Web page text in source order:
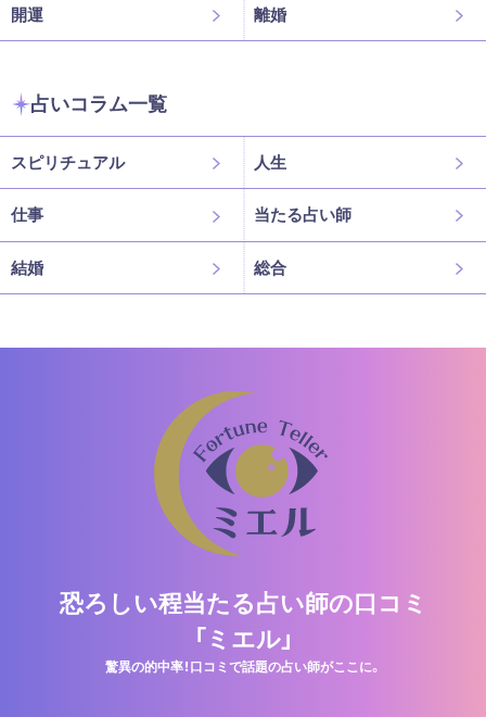
開運 離婚
占いコラム一覧
スピリチュアル 人生
仕事 当たる占い師
結婚 総合
恐ろしい程当たる占い師の口コミ
「ミエル」
驚異の的中率！口コミで話題の占い師がここに。